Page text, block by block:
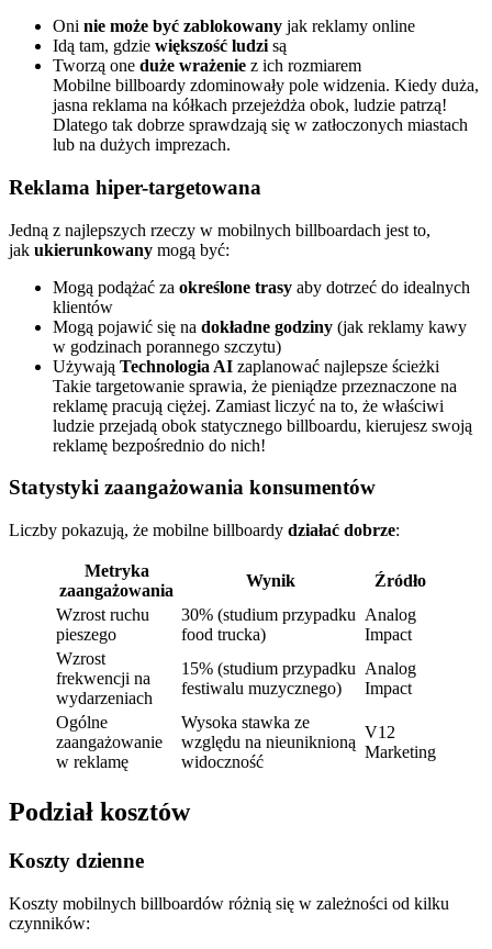
Oni nie może być zablokowany jak reklamy online
Idą tam, gdzie większość ludzi są
Tworzą one duże wrażenie z ich rozmiarem
Mobilne billboardy zdominowały pole widzenia. Kiedy duża,
jasna reklama na kółkach przejeżdża obok, ludzie patrzą!
Dlatego tak dobrze sprawdzają się w zatłoczonych miastach
lub na dużych imprezach.
Reklama hiper-targetowana
Jedną z najlepszych rzeczy w mobilnych billboardach jest to,
jak ukierunkowany mogą być:
Mogą podążać za określone trasy aby dotrzeć do idealnych
klientów
Mogą pojawić się na dokładne godziny (jak reklamy kawy
w godzinach porannego szczytu)
Używają Technologia AI zaplanować najlepsze ścieżki
Takie targetowanie sprawia, że pieniądze przeznaczone na
reklamę pracują ciężej. Zamiast liczyć na to, że właściwi
ludzie przejadą obok statycznego billboardu, kierujesz swoją
reklamę bezpośrednio do nich!
Statystyki zaangażowania konsumentów
Liczby pokazują, że mobilne billboardy działać dobrze:
Metryka
zaangażowania
Wynik
Źródło
Wzrost ruchu
pieszego
30% (studium przypadku
food trucka)
Analog
Impact
Wzrost
frekwencji na
wydarzeniach
15% (studium przypadku
festiwalu muzycznego)
Analog
Impact
Ogólne
zaangażowanie
w reklamę
Wysoka stawka ze
względu na nieuniknioną
widoczność
V12
Marketing
Podział kosztów
Koszty dzienne
Koszty mobilnych billboardów różnią się w zależności od kilku
czynników: